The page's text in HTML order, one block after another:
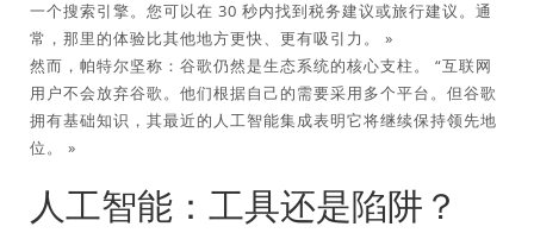
一个搜索引擎。您可以在 30 秒内找到税务建议或旅行建议。通
常，那里的体验比其他地方更快、更有吸引力。 »
然而，帕特尔坚称：谷歌仍然是生态系统的核心支柱。 “互联网
用户不会放弃谷歌。他们根据自己的需要采用多个平台。但谷歌
拥有基础知识，其最近的人工智能集成表明它将继续保持领先地
位。 »
人工智能：工具还是陷阱？